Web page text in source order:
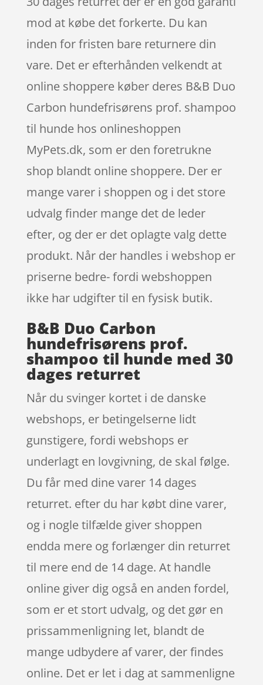
mod at købe det forkerte. Du kan
inden for fristen bare returnere din
vare. Det er efterhånden velkendt at
online shoppere køber deres B&B Duo
Carbon hundefrisørens prof. shampoo
til hunde hos onlineshoppen
MyPets.dk, som er den foretrukne
shop blandt online shoppere. Der er
mange varer i shoppen og i det store
udvalg finder mange det de leder
efter, og der er det oplagte valg dette
produkt. Når der handles i webshop er
priserne bedre- fordi webshoppen
ikke har udgifter til en fysisk butik.
B&B Duo Carbon
hundefrisørens prof.
shampoo til hunde med 30
dages returret
Når du svinger kortet i de danske
webshops, er betingelserne lidt
gunstigere, fordi webshops er
underlagt en lovgivning, de skal følge.
Du får med dine varer 14 dages
returret. efter du har købt dine varer,
og i nogle tilfælde giver shoppen
endda mere og forlænger din returret
til mere end de 14 dage. At handle
online giver dig også en anden fordel,
som er et stort udvalg, og det gør en
prissammenligning let, blandt de
mange udbydere af varer, der findes
online. Det er let i dag at sammenligne